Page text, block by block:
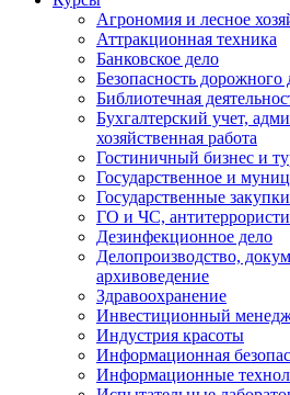
Агрономия и лесное
Аттракционная техника
Банковское дело
Безопасность
Библиотечная
Бухгалтерский учет,
хозяйственная работа
Гостиничный бизнес и
Государственное и
Государственные закупки
ГО и ЧС,
Дезинфекционное дело
Делопроизводство,
архивоведение
Здравоохранение
Инвестиционный
Индустрия красоты
Информационная
Информационные